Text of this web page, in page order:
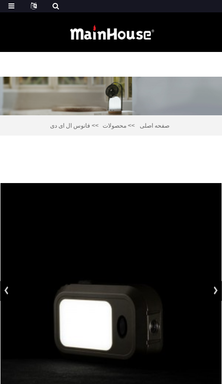
صفحه اصلی محصولات فانوس ال ای دی